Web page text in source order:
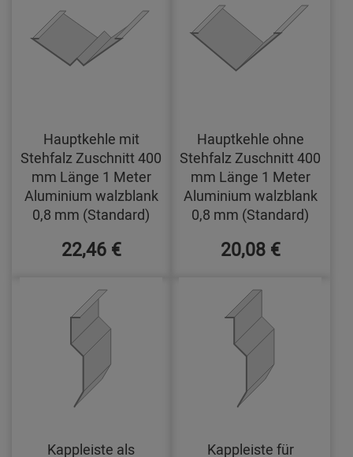
Hauptkehle mit
Stehfalz Zuschnitt 400
mm Länge 1 Meter
Aluminium walzblank
0,8 mm (Standard)
22,46 €
Hauptkehle ohne
Stehfalz Zuschnitt 400
mm Länge 1 Meter
Aluminium walzblank
0,8 mm (Standard)
20,08 €
Kappleiste als
Kappleiste für